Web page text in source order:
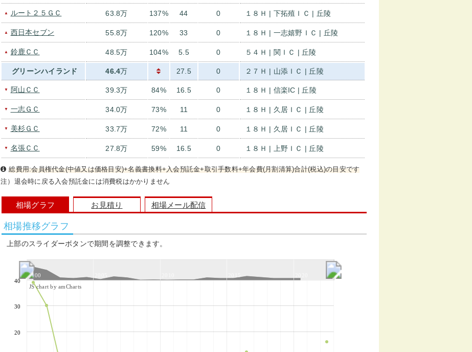
▲ ルート２５ＧＣ 63.8万 137% 44 0 １８Ｈ | 下拓殖ＩＣ | 丘陵
▲ 西日本セブン 55.8万 120% 33 0 １８Ｈ | 一志嬉野ＩＣ | 丘陵
▲ 鈴鹿ＣＣ 48.5万 104% 5.5 0 ５４Ｈ | 関ＩＣ | 丘陵
グリーンハイランド 46.4万 27.5 0 ２７Ｈ | 山添ＩＣ | 丘陵
▼ 阿山ＣＣ 39.3万 84% 16.5 0 １８Ｈ | 信楽IC | 丘陵
▼ 一志ＧＣ 34.0万 73% 11 0 １８Ｈ | 久居ＩＣ | 丘陵
▼ 美杉ＧＣ 33.7万 72% 11 0 １８Ｈ | 久居ＩＣ | 丘陵
▼ 名張ＣＣ 27.8万 59% 16.5 0 １８Ｈ | 上野ＩＣ | 丘陵
総費用:会員権代金(中値又は価格目安)+名義書換料+入会預託金+取引手数料+年会費(月割清算)合計(税込)の目安です
注）退会時に戻る入会預託金には消費税はかかりません
相場グラフ お見積り 相場メール配信
相場推移グラフ
上部のスライダーボタンで期間を調整できます。
2000
20
30
40
JS chart by amCharts